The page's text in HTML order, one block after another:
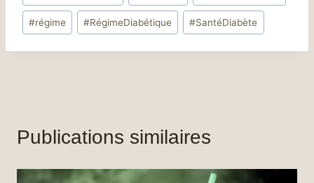
#régime #RégimeDiabétique #SantéDiabète
Publications similaires